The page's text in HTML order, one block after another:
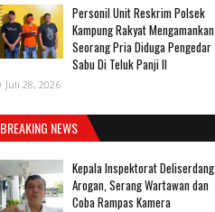
Personil Unit Reskrim Polsek
Kampung Rakyat Mengamankan
Seorang Pria Diduga Pengedar
Sabu Di Teluk Panji II
Juli 28, 2026
BREAKING NEWS
Kepala Inspektorat Deliserdang
Arogan, Serang Wartawan dan
Coba Rampas Kamera